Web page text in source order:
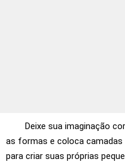
Deixe sua imaginação
as formas e coloca
para criar suas próprias